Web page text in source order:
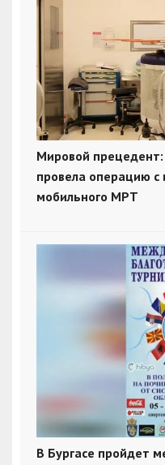
Мировой
провела операцию с
мобильного МРТ
В Бургасе пройдет